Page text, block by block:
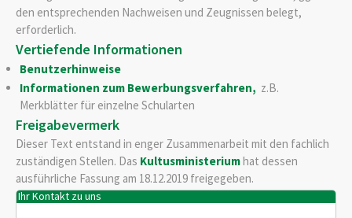
den entsprechenden Nachweisen und Zeugnissen belegt,
erforderlich.
Vertiefende Informationen
Benutzerhinweise
Informationen zum Bewerbungsverfahren, z.B.
Merkblätter für einzelne Schularten
Freigabevermerk
Dieser Text entstand in enger Zusammenarbeit mit den fachlich
zuständigen Stellen. Das Kultusministeriumhat dessen
ausführliche Fassung am 18.12.2019 freigegeben.
Ihr Kontakt zu uns